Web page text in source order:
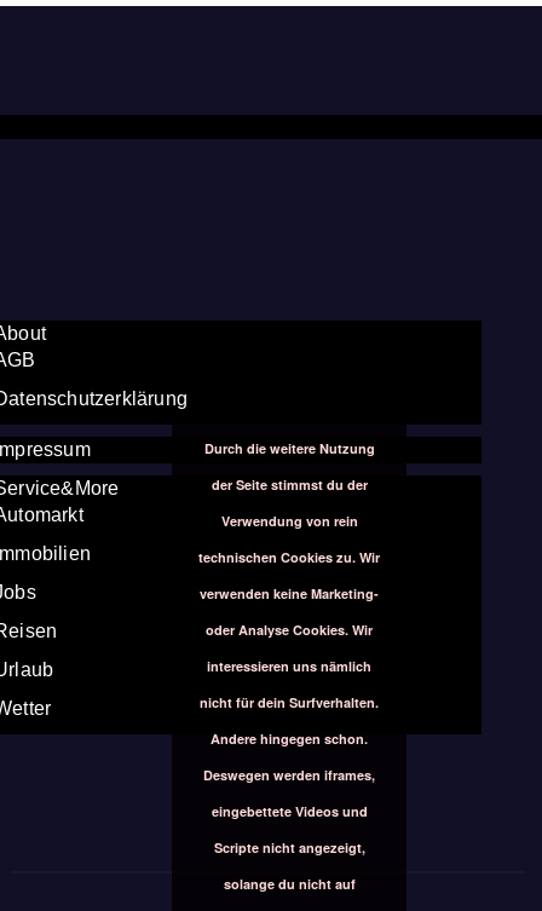
Durch die weitere Nutzung
der Seite stimmst du der
Verwendung von rein
technischen Cookies zu. Wir
verwenden keine Marketing-
oder Analyse Cookies. Wir
interessieren uns nämlich
nicht für dein Surfverhalten.
Andere hingegen schon.
Deswegen werden iframes,
eingebettete Videos und
Scripte nicht angezeigt,
solange du nicht auf